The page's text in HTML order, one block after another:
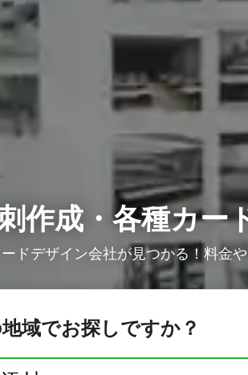
作成・各種カー
ドデザイン会社が見つかる！料金
域でお探しですか？